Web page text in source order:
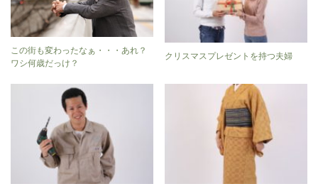
この街も変わったなぁ・・・あれ？
ワシ何歳だっけ？
クリスマスプレゼントを持つ夫婦